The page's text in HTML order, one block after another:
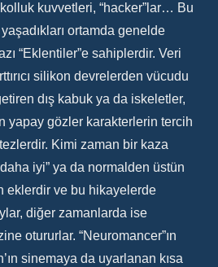
kuvvetleri, “hacker”lar… Bu
ortamda genelde
“Eklentiler”e sahiplerdir. Veri
silikon devrelerden vücudu
dış kabuk ya da iskeletler,
yapay gözler karakterlerin tercih
Kimi zaman bir kaza
iyi” ya da normalden üstün
eklerdir ve bu hikayelerde
diğer zamanlarda ise
otururlar. “Neuromancer”ın
sinemaya da uyarlanan kısa